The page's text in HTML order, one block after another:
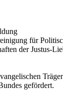
für
der Justus-
gefördert.